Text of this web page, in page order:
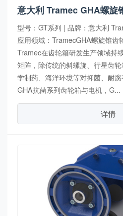
意大利 Tramec GHA螺旋
型号：GT系列 | 品牌：意大利
应用领域：TramecGHA螺旋锥齿
Tramec在齿轮箱研发生产领域持
矩阵，除传统的斜螺旋、行星齿
学制药、海洋环境等对抑菌、耐
GHA抗菌系列齿轮箱与电机，G...
详情